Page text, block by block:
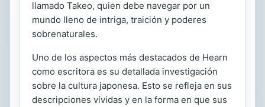
llamado Takeo, quien debe navegar por un
mundo lleno de intriga, traición y poderes
sobrenaturales.
Uno de los aspectos más destacados de Hearn
como escritora es su detallada investigación
sobre la cultura japonesa. Esto se refleja en sus
descripciones vívidas y en la forma en que sus